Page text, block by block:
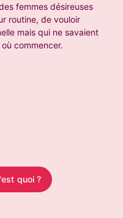
femmes désireuses
routine, de vouloir
mais qui ne savaient
commencer.
quoi ?